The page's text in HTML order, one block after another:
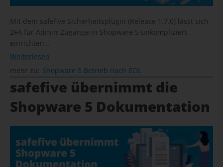
Mit dem safefive Sicherheitsplugin (Release 1.7.0) lässt sich
2FA für Admin-Zugänge in Shopware 5 unkompliziert
einrichten…
Weiterlesen
mehr zu: Shopware 5 Betrieb nach EOL
safefive übernimmt die
Shopware 5 Dokumentation